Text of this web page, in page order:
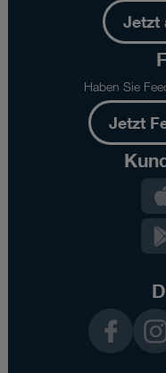
Jetzt
Haben Sie
Jetzt
InstagramTikTok